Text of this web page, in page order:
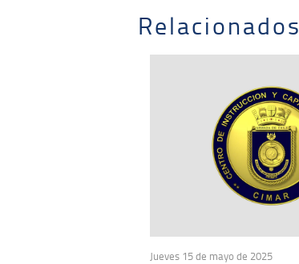
Relacionados
Jueves 15 de mayo de 2025